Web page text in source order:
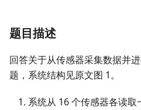
题目描述
回答关于从传感器采集数据并
题，系统结构见原文图 1。
系统从 16 个传感器各读取